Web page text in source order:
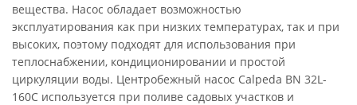
вещества. Насос обладает возможностью
эксплуатирования как при низких температурах, так и при
высоких, поэтому подходят для использования при
теплоснабжении, кондиционировании и простой
циркуляции воды. Центробежный насос Calpeda BN 32L-
160C используется при поливе садовых участков и